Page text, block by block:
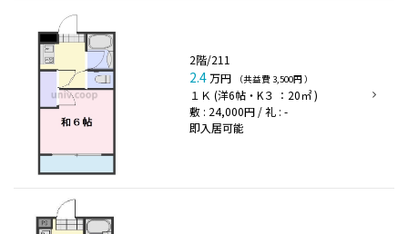
2階/211
2.4万円 （共益費 3,500円 ）
１Ｋ (洋6帖・K３ ：20㎡ )
敷 : 24,000円 / 礼 : -
即入居可能